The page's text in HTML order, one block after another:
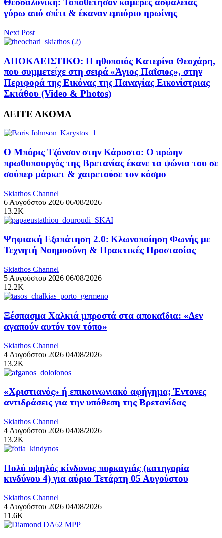
Θεσσαλονίκη: Τοποθέτησαν κάμερες ασφαλείας
γύρω από σπίτι & έκαναν εμπόριο ηρωίνης
Next Post
ΑΠΟΚΛΕΙΣΤΙΚΟ: Η ηθοποιός Κατερίνα Θεοχάρη,
που συμμετείχε στη σειρά «Άγιος Παΐσιος», στην
Περιφορά της Εικόνας της Παναγίας Εικονίστριας
Σκιάθου (Video & Photos)
ΔΕΙΤΕ ΑΚΟΜΑ
Ο Μπόρις Τζόνσον στην Κάρυστο: Ο πρώην
πρωθυπουργός της Βρετανίας έκανε τα ψώνια του σε
σούπερ μάρκετ & χαιρετούσε τον κόσμο
Skiathos Channel
6 Αυγούστου 2026 06/08/2026
13.2K
Ψηφιακή Εξαπάτηση 2.0: Κλωνοποίηση Φωνής με
Τεχνητή Νοημοσύνη & Πρακτικές Προστασίας
Skiathos Channel
5 Αυγούστου 2026 06/08/2026
12.2K
Ξέσπασμα Χαλκιά μπροστά στα αποκαΐδια: «Δεν
αγαπούν αυτόν τον τόπο»
Skiathos Channel
4 Αυγούστου 2026 04/08/2026
13.2K
«Χριστιανός» ή επικοινωνιακό αφήγημα; Έντονες
αντιδράσεις για την υπόθεση της Βρετανίδας
Skiathos Channel
4 Αυγούστου 2026 04/08/2026
13.2K
Πολύ υψηλός κίνδυνος πυρκαγιάς (κατηγορία
κινδύνου 4) για αύριο Τετάρτη 05 Αυγούστου
Skiathos Channel
4 Αυγούστου 2026 04/08/2026
11.6K